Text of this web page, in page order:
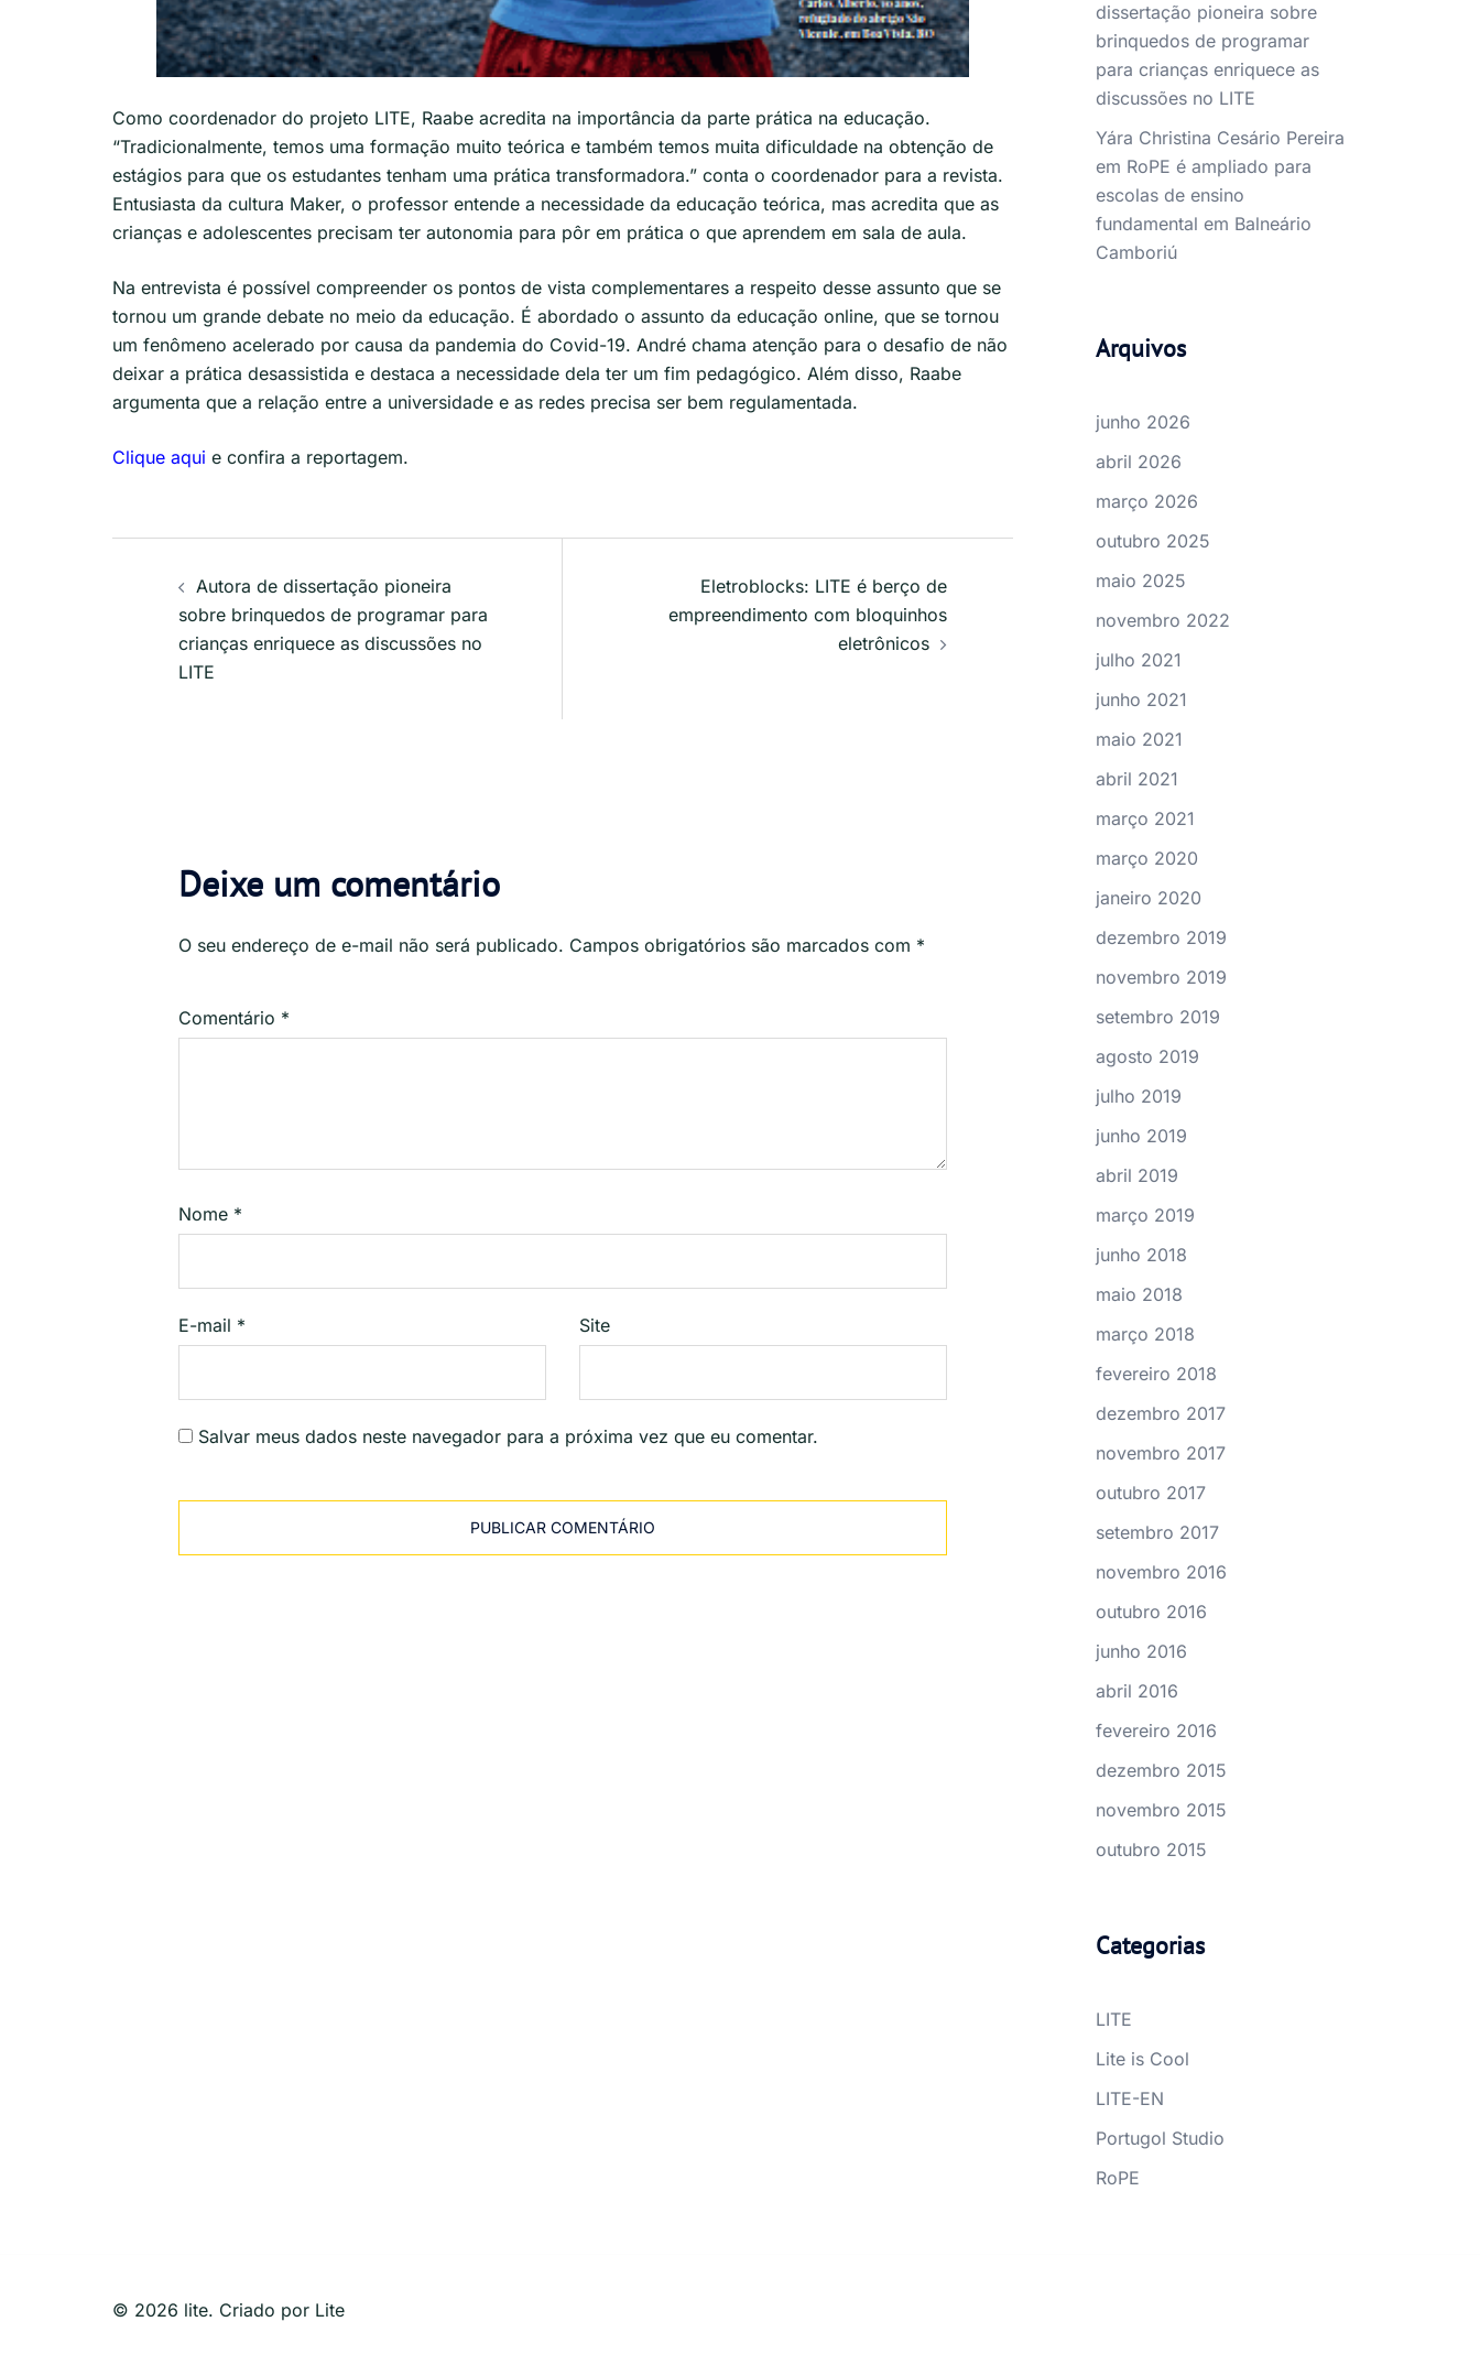
Como coordenador do projeto LITE, Raabe acredita na importância da parte prática na educação.
“Tradicionalmente, temos uma formação muito teórica e também temos muita dificuldade na obtenção de
estágios para que os estudantes tenham uma prática transformadora.” conta o coordenador para a revista.
Entusiasta da cultura Maker, o professor entende a necessidade da educação teórica, mas acredita que as
crianças e adolescentes precisam ter autonomia para pôr em prática o que aprendem em sala de aula.
Na entrevista é possível compreender os pontos de vista complementares a respeito desse assunto que se
tornou um grande debate no meio da educação. É abordado o assunto da educação online, que se tornou
um fenômeno acelerado por causa da pandemia do Covid-19. André chama atenção para o desafio de não
deixar a prática desassistida e destaca a necessidade dela ter um fim pedagógico. Além disso, Raabe
argumenta que a relação entre a universidade e as redes precisa ser bem regulamentada.
Clique aqui e confira a reportagem.
Navegação
posts
Autora de dissertação pioneira
sobre brinquedos de programar para
crianças enriquece as discussões no
LITE
Eletroblocks: LITE é berço de
empreendimento com bloquinhos
eletrônicos
Deixe um comentário
O seu endereço de e-mail não será publicado. Campos obrigatórios são marcados com *
Comentário *
Nome *
E-mail * Site
Salvar meus dados neste navegador para a próxima vez que eu comentar.
dissertação pioneira sobre
brinquedos de programar
para crianças enriquece as
discussões no LITE
Yára Christina Cesário Pereira
em RoPE é ampliado para
escolas de ensino
fundamental em Balneário
Camboriú
Arquivos
junho 2026
abril 2026
março 2026
outubro 2025
maio 2025
novembro 2022
julho 2021
junho 2021
maio 2021
abril 2021
março 2021
março 2020
janeiro 2020
dezembro 2019
novembro 2019
setembro 2019
agosto 2019
julho 2019
junho 2019
abril 2019
março 2019
junho 2018
maio 2018
março 2018
fevereiro 2018
dezembro 2017
novembro 2017
outubro 2017
setembro 2017
novembro 2016
outubro 2016
junho 2016
abril 2016
fevereiro 2016
dezembro 2015
novembro 2015
outubro 2015
Categorias
LITE
Lite is Cool
LITE-EN
Portugol Studio
RoPE
© 2026 lite. Criado por Lite